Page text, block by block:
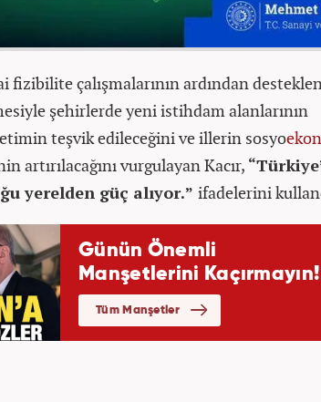
fizibilite çalışmalarının ardından
şehirlerde yeni istihdam alanlarının
teşvik edileceğini ve illerin sosyo
artırılacağını vurgulayan Kacır,
yerelden güç alıyor.” ifadelerini